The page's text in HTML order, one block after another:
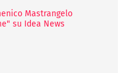
Mastrangelo
su Idea News